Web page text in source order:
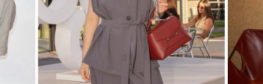
114CM (44.9") 今すぐ見る